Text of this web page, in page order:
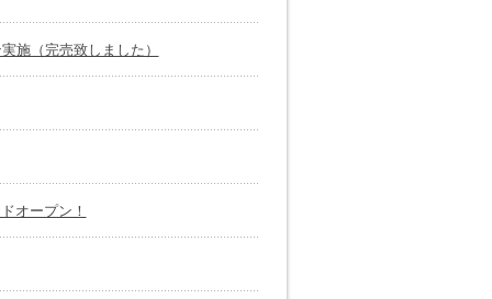
施（完売致しました）
オープン！